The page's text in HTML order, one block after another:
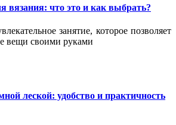
вязания: что это и как выбрать?
занятие, которое позволяет
вещи своими руками
леской: удобство и практичность